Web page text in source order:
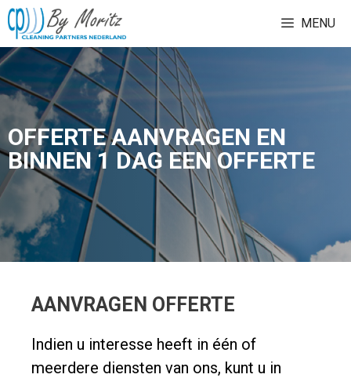
Ga
naar
inhoud
MENU
OFFERTE AANVRAGEN EN
BINNEN 1 DAG EEN OFFERTE
AANVRAGEN OFFERTE
Indien u interesse heeft in één of
meerdere diensten van ons, kunt u in